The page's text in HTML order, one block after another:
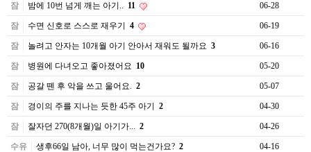
잠 밤에 10번 넘게 깨는 아기.. 11 06-28
잠 수면 신호로 스스로 재우기 4 06-19
잠 놀려고 안자는 10개월 아기 안아서 재워도 될까요 3 06-16
잠 병원에 다녀오고 좋아졌어요 10 05-20
잠 공갈 뗀 후 악을 쓰고 울어요. 2 05-07
잠 경이의 주를 지나는 듯한 45주 아기 2 04-30
잠 잘자던 270(8개월)일 아기가... 2 04-26
수유 생후66일 남아, 너무 많이 먹는건가요? 2 04-16